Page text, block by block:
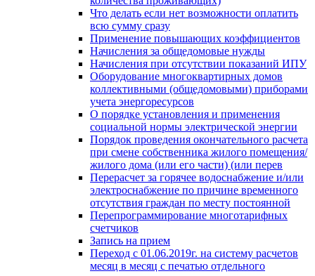
Что делать если нет возможности оплатить
всю сумму сразу
Применение повышающих коэффициентов
Начисления за общедомовые нужды
Начисления при отсутствии показаний ИПУ
Оборудование многоквартирных домов
коллективными (общедомовыми) приборами
учета энергоресурсов
О порядке установления и применения
социальной нормы электрической энергии
Порядок проведения окончательного расчета
при смене собственника жилого помещения/
жилого дома (или его части) (или перев
Перерасчет за горячее водоснабжение и/или
электроснабжение по причине временного
отсутствия граждан по месту постоянной
Перепрограммирование многотарифных
счетчиков
Запись на прием
Переход с 01.06.2019г. на систему расчетов
месяц в месяц с печатью отдельного